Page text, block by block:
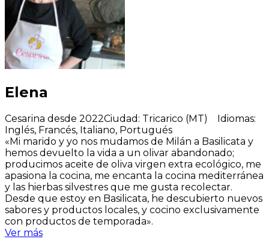
Elena
Cesarina desde 2022Ciudad : Tricarico (MT) Idiomas:
Inglés, Francés, Italiano, Portugués
«Mi marido y yo nos mudamos de Milán a Basilicata y
hemos devuelto la vida a un olivar abandonado;
producimos aceite de oliva virgen extra ecológico, me
apasiona la cocina, me encanta la cocina mediterránea
y las hierbas silvestres que me gusta recolectar.
Desde que estoy en Basilicata, he descubierto nuevos
sabores y productos locales, y cocino exclusivamente
con productos de temporada».
Ver más